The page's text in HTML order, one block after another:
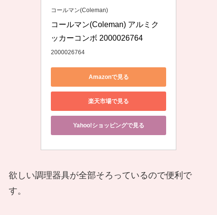
コールマン(Coleman)
コールマン(Coleman) アルミク
ッカーコンボ 2000026764
2000026764
Amazonで見る
楽天市場で見る
Yahoo!ショッピングで見る
欲しい調理器具が全部そろっているので便利で
す。